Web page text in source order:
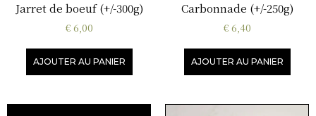
Jarret de boeuf (+/-300g)
€6,00
AJOUTER AU PANIER
Carbonnade (+/-250g)
€6,40
AJOUTER AU PANIER